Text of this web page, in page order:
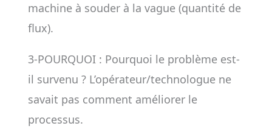
machine à souder à la vague (quantité de
flux).
3-POURQUOI : Pourquoi le problème est-
il survenu ? L’opérateur/technologue ne
savait pas comment améliorer le
processus.